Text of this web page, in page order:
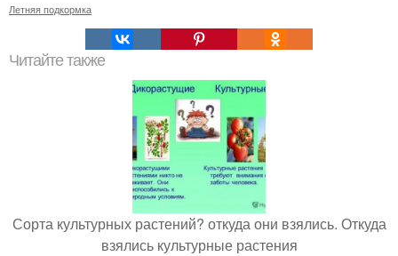
Летняя подкормка
Читайте также
Сорта культурных растений? откуда они взялись. Откуда
взялись культурные растения